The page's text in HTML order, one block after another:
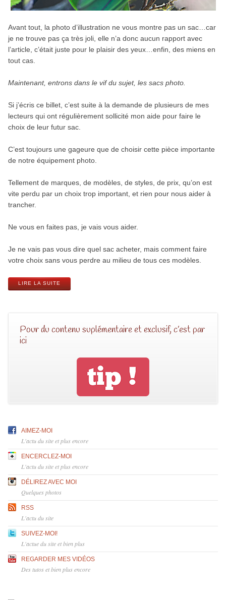
Avant tout, la photo d’illustration ne vous montre pas un sac…car
je ne trouve pas ça très joli, elle n’a donc aucun rapport avec
l’article, c’était juste pour le plaisir des yeux…enfin, des miens en
tout cas.
Maintenant, entrons dans le vif du sujet, les sacs photo.
Si j’écris ce billet, c’est suite à la demande de plusieurs de mes
lecteurs qui ont régulièrement sollicité mon aide pour faire le
choix de leur futur sac.
C’est toujours une gageure que de choisir cette pièce importante
de notre équipement photo.
Tellement de marques, de modèles, de styles, de prix, qu’on est
vite perdu par un choix trop important, et rien pour nous aider à
trancher.
Ne vous en faites pas, je vais vous aider.
Je ne vais pas vous dire quel sac acheter, mais comment faire
votre choix sans vous perdre au milieu de tous ces modèles.
LIRE LA SUITE
Pour du contenu suplémentaire et exclusif, c’est par
ici
AIMEZ-MOI
L'actu du site et plus encore
ENCERCLEZ-MOI
L'actu du site et plus encore
DÉLIREZ AVEC MOI
Quelques photos
RSS
L'actu du site
SUIVEZ-MOI!
L'actue du site et bien plus
REGARDER MES VIDÉOS
Des tutos et bien plus encore